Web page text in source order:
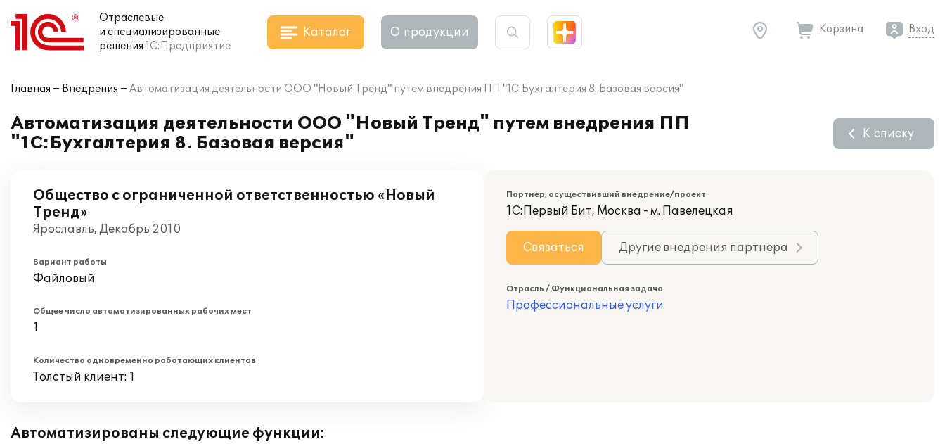
Отраслевые
и специализированные
решения 1С:Предприятие
Каталог О продукции Корзина Вход
Главная Внедрения Автоматизация деятельности ООО "Новый Тренд" путем внедрения ПП "1С:Бухгалтерия 8. Базовая версия"
Автоматизация деятельности ООО "Новый Тренд" путем внедрения ПП
"1С:Бухгалтерия 8. Базовая версия"
К списку
Общество с ограниченной ответственностью «Новый
Тренд»
Ярославль, Декабрь 2010
Вариант работы
Файловый
Общее число автоматизированных рабочих мест
1
Количество одновременно работающих клиентов
Толстый клиент: 1
Партнер, осуществивший внедрение/проект
1С:Первый Бит, Москва - м. Павелецкая
Связаться Другие внедрения партнера
Отрасль / Функциональная задача
Профессиональные услуги
Автоматизированы следующие функции: